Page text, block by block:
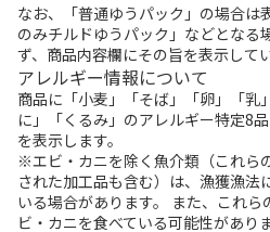
なお、「普通ゆうパック」の場合は
のみチルドゆうパック」などとなる
ず、商品内容欄にその旨を表示してい
アレルギー情報について
商品に「小麦」「そば」「卵」「乳
に」「くるみ」のアレルギー特定8
を表示します。
※エビ・カニを除く魚介類（これら
された加工品も含む）は、漁獲漁法
いる場合があります。 また、これ
ビ・カニを食べている可能性がありま